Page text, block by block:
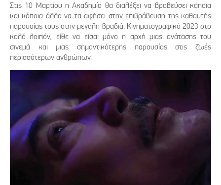
Στις 10 Μαρτίου η Ακαδημία θα διαλέξει να βραβεύσει κάποια
και κάποια άλλα να τα αφήσει στην επιβράβευση της καθαυτής
παρουσίας τους στην μεγάλη βραδιά. Κινηματογραφικό 2023 στο
καλό λοιπόν, είθε να είσαι μόνο η αρχή μιας ανάτασης του
σινεμά και μιας σημαντικότερης παρουσίας στις ζωές
περισσότερων ανθρώπων.